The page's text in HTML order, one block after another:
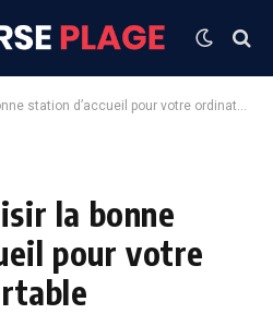
d’accueil pour votre ordinateur portable
la bonne
pour votre